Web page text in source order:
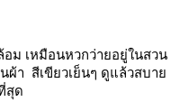
อม เหมือนหวกว่ายอยู่ในสวน
ผ้า สีเขียวเย็นๆ ดูแล้วสบา
สุด